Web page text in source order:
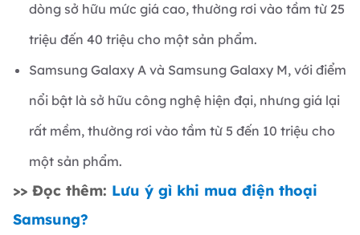
dòng sở hữu mức giá cao, thường rơi vào tầm từ 25
triệu đến 40 triệu cho một sản phẩm.
Samsung Galaxy A và Samsung Galaxy M, với điểm
nổi bật là sở hữu công nghệ hiện đại, nhưng giá lại
rất mềm, thường rơi vào tầm từ 5 đến 10 triệu cho
một sản phẩm.
>> Đọc thêm: Lưu ý gì khi mua điện thoại
Samsung?